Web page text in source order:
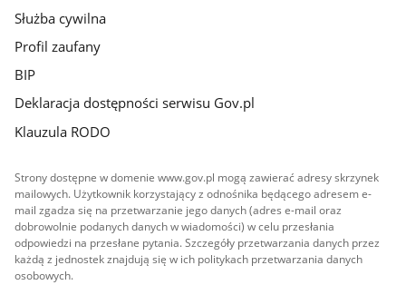
Służba cywilna
Profil zaufany
BIP
Deklaracja dostępności serwisu Gov.pl
Klauzula RODO
Strony dostępne w domenie www.gov.pl mogą zawierać adresy skrzynek
mailowych. Użytkownik korzystający z odnośnika będącego adresem e-
mail zgadza się na przetwarzanie jego danych (adres e-mail oraz
dobrowolnie podanych danych w wiadomości) w celu przesłania
odpowiedzi na przesłane pytania. Szczegóły przetwarzania danych przez
każdą z jednostek znajdują się w ich politykach przetwarzania danych
osobowych.